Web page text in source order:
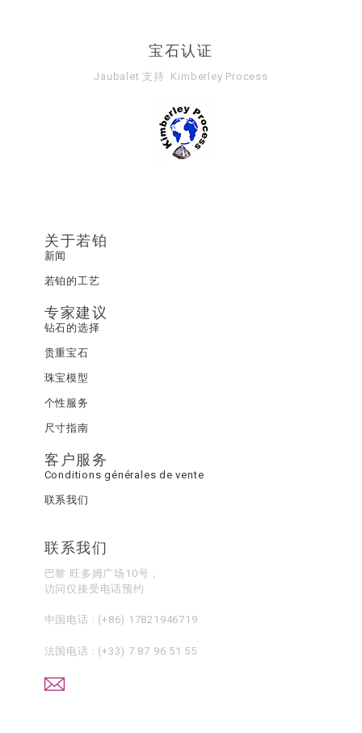
宝石认证
Jaubalet 支持 Kimberley Process
关于若铂
新闻
若铂的工艺
专家建议
钻石的选择
贵重宝石
珠宝模型
个性服务
尺寸指南
客户服务
Conditions générales de vente
联系我们
联系我们
巴黎 旺多姆广场10号，
访问仅接受电话预约
中国电话 : (+86) 17821946719
法国电话 : (+33) 7 87 96 51 55